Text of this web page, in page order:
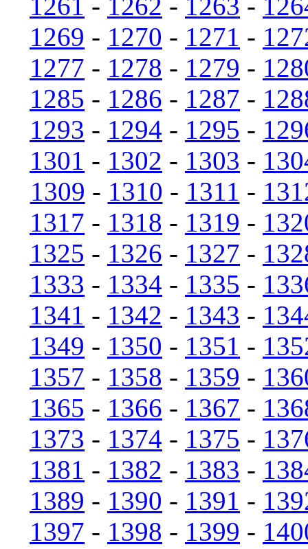
1269 - 1270 - 1271 -
1277 - 1278 - 1279 -
1285 - 1286 - 1287 -
1293 - 1294 - 1295 -
1301 - 1302 - 1303 -
1309 - 1310 - 1311 -
1317 - 1318 - 1319 -
1325 - 1326 - 1327 -
1333 - 1334 - 1335 -
1341 - 1342 - 1343 -
1349 - 1350 - 1351 -
1357 - 1358 - 1359 -
1365 - 1366 - 1367 -
1373 - 1374 - 1375 -
1381 - 1382 - 1383 -
1389 - 1390 - 1391 -
1397 - 1398 - 1399 -